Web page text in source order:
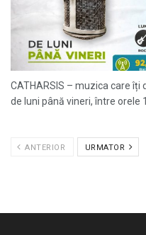
CATHARSIS – muzica care
de luni până vineri, între orele
ANTERIOR URMATOR